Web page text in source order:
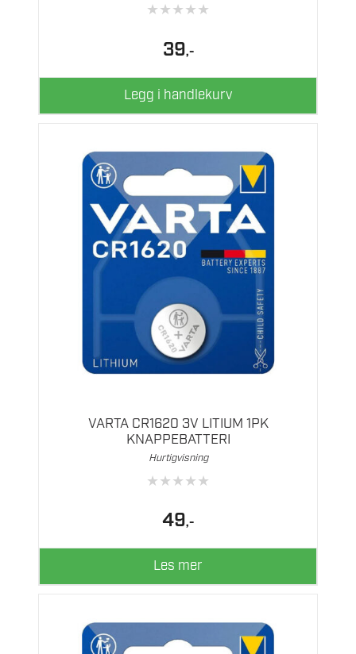
★★★★★
39,-
Legg i handlekurv
VARTA CR1620 3V LITIUM 1PK
KNAPPEBATTERI
Hurtigvisning
★★★★★
49,-
Les mer